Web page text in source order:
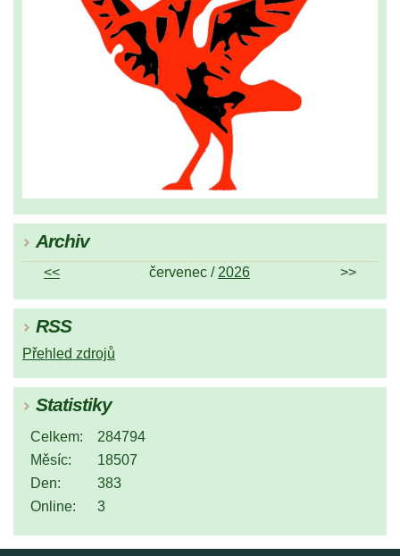
Archiv
<< červenec / 2026 >>
RSS
Přehled zdrojů
Statistiky
Online: 3
Celkem:
284794
Měsíc:
18507
Den:
383